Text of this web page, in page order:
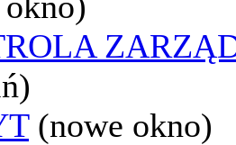
(nowe okno)